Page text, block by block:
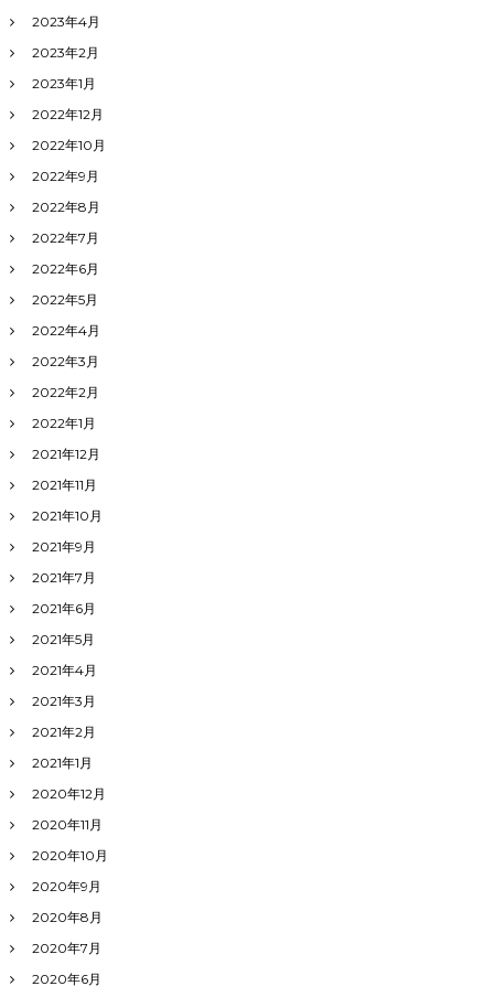
2023年4月
2023年2月
2023年1月
2022年12月
2022年10月
2022年9月
2022年8月
2022年7月
2022年6月
2022年5月
2022年4月
2022年3月
2022年2月
2022年1月
2021年12月
2021年11月
2021年10月
2021年9月
2021年7月
2021年6月
2021年5月
2021年4月
2021年3月
2021年2月
2021年1月
2020年12月
2020年11月
2020年10月
2020年9月
2020年8月
2020年7月
2020年6月